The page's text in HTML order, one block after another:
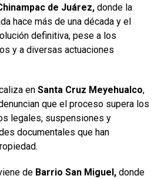
de Juárez, donde la
hace más de una década y el
definitiva, pese a los
y a diversas actuaciones
en Santa Cruz Meyehualco,
que el proceso supera los
legales, suspensiones y
documentales que han
de Barrio San Miguel, donde